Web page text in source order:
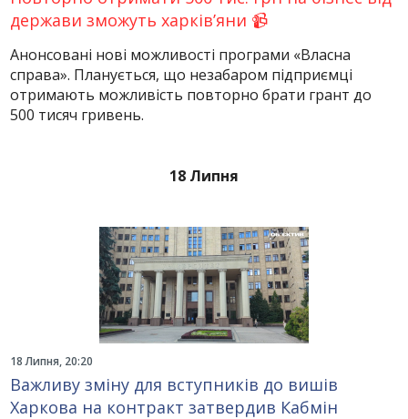
держави зможуть харків’яни 📹
Анонсовані нові можливості програми «Власна
справа». Планується, що незабаром підприємці
отримають можливість повторно брати грант до
500 тисяч гривень.
18 Липня
18 Липня, 20:20
Важливу зміну для вступників до вишів
Харкова на контракт затвердив Кабмін